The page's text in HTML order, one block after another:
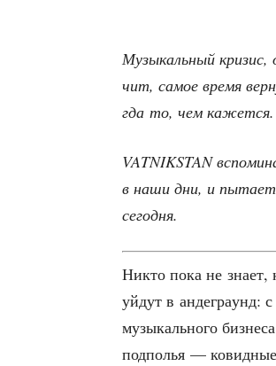
Музы­каль­ный
чит, самое вре­мя
гда то, чем кажется.
VATNIKSTAN
в наши дни, и
сегодня.
Никто пока не зна­ет,
уйдут в анде­гра­унд:
музы­каль­но­го
под­по­лья —